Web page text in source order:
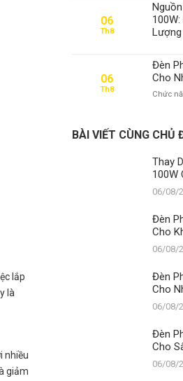
lắp
là
nhiều
giảm
06
Th8
Nam
06
Th8
Đèn
Cho
Chức
BÀI VIẾT CÙNG CHỦ
Thay
100W
06/08/
Đèn
Cho
06/08/
Đèn
Cho
06/08/
Đèn
Cho
06/08/